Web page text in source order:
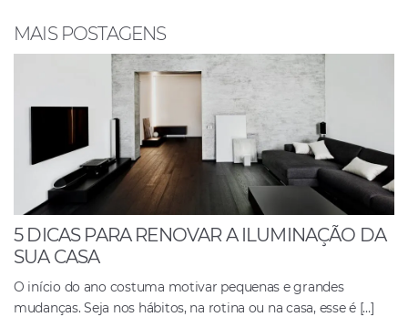
o
k
p
MAIS POSTAGENS
5 DICAS PARA RENOVAR A ILUMINAÇÃO DA
SUA CASA
O início do ano costuma motivar pequenas e grandes
mudanças. Seja nos hábitos, na rotina ou na casa, esse é […]